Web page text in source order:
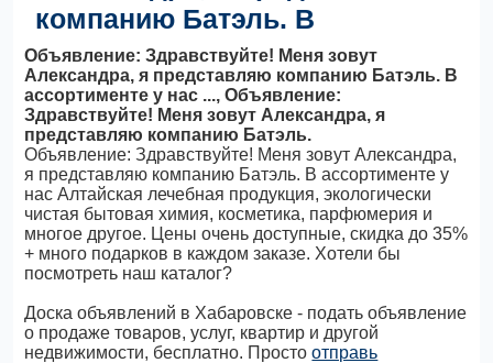
компанию Батэль. В
Объявление: Здравствуйте! Меня зовут
Александра, я представляю компанию Батэль. В
ассортименте у нас ..., Объявление:
Здравствуйте! Меня зовут Александра, я
представляю компанию Батэль.
Объявление: Здравствуйте! Меня зовут Александра,
я представляю компанию Батэль. В ассортименте у
нас Алтайская лечебная продукция, экологически
чистая бытовая химия, косметика, парфюмерия и
многое другое. Цены очень доступные, скидка до 35%
+ много подарков в каждом заказе. Хотели бы
посмотреть наш каталог?
Доска объявлений в Хабаровске - подать объявление
о продаже товаров, услуг, квартир и другой
недвижимости, бесплатно. Простоотправь